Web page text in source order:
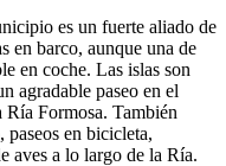
es un fuerte aliado de
en barco, aunque una de
en coche. Las islas son
agradable paseo en el
Formosa. También
paseos en bicicleta,
aves a lo largo de la Ría.